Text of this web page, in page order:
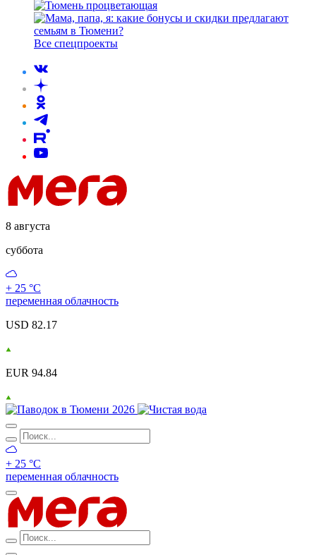
Все спецпроекты
8 августа
суббота
+ 25 °С
переменная облачность
USD 82.17
EUR 94.84
+ 25 °С
переменная облачность